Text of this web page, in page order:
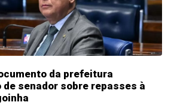
da prefeitura
senador sobre repasses à